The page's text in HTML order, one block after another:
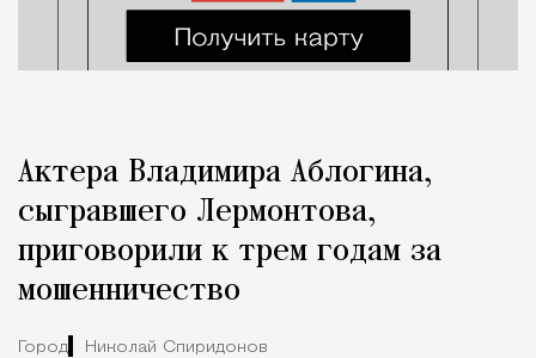
Актера Владимира Аблогина,
сыгравшего Лермонтова,
приговорили к трем годам за
мошенничество
Город Николай Спиридонов